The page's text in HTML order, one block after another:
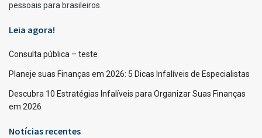
pessoais para brasileiros.
Leia agora!
Consulta pública – teste
Planeje suas Finanças em 2026: 5 Dicas Infalíveis de Especialistas
Descubra 10 Estratégias Infalíveis para Organizar Suas Finanças
em 2026
Notícias recentes